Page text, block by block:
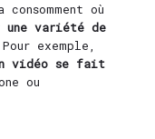
où
une variété de
exemple,
vidéo se fait
ou